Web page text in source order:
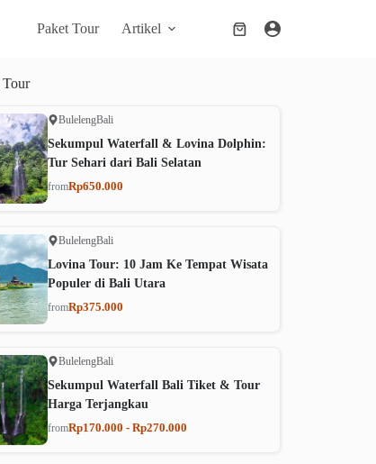
Paket Tour Artikel
Shopping
Tour
BulelengBali
Sekumpul Waterfall & Lovina Dolphin:
Tur Sehari dari Bali Selatan
fromRp650.000
BulelengBali
Lovina Tour: 10 Jam Ke Tempat Wisata
Populer di Bali Utara
fromRp375.000
BulelengBali
Sekumpul Waterfall Bali Tiket & Tour
Harga Terjangkau
fromRp170.000 - Rp270.000